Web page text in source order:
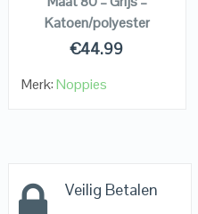
Katoen/polyester
€44.99
Merk:Noppies
Veilig Betalen